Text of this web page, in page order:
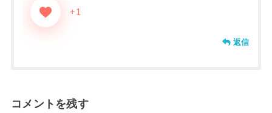
+1
返信
コメントを残す